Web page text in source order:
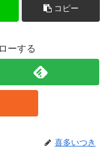
コピー
ーする
喜多いつき